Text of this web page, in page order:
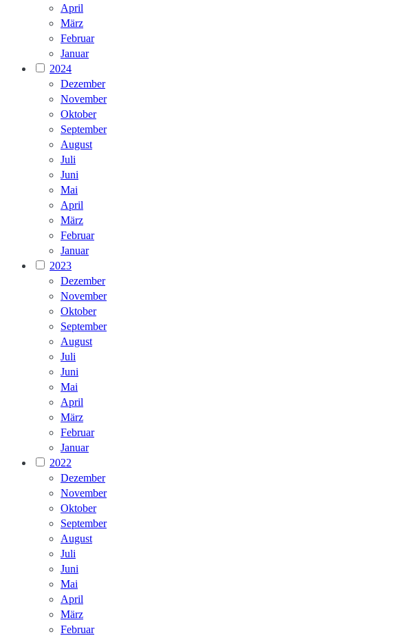
April
März
Februar
Januar
2024
Dezember
November
Oktober
September
August
Juli
Juni
Mai
April
März
Februar
Januar
2023
Dezember
November
Oktober
September
August
Juli
Juni
Mai
April
März
Februar
Januar
2022
Dezember
November
Oktober
September
August
Juli
Juni
Mai
April
März
Februar